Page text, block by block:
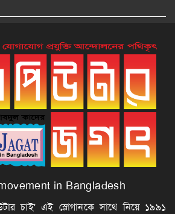
in Bangladesh
চাই' এই স্লোগানকে সাথে নিয়ে ১৯৯১